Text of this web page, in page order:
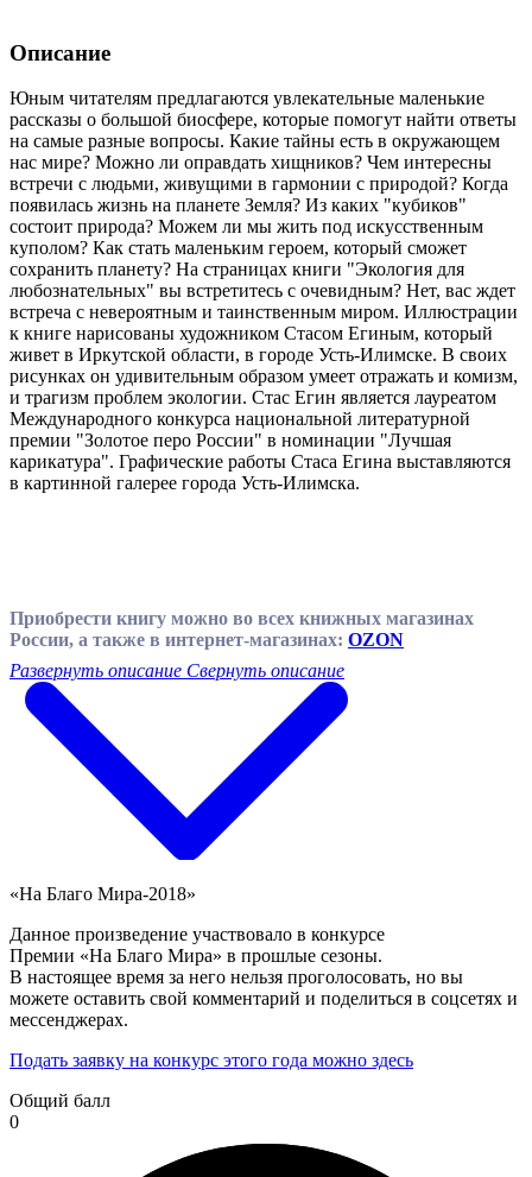
Описание
Юным читателям предлагаются увлекательные маленькие
рассказы о большой биосфере, которые помогут найти ответы
на самые разные вопросы. Какие тайны есть в окружающем
нас мире? Можно ли оправдать хищников? Чем интересны
встречи с людьми, живущими в гармонии с природой? Когда
появилась жизнь на планете Земля? Из каких "кубиков"
состоит природа? Можем ли мы жить под искусственным
куполом? Как стать маленьким героем, который сможет
сохранить планету? На страницах книги "Экология для
любознательных" вы встретитесь с очевидным? Нет, вас ждет
встреча с невероятным и таинственным миром. Иллюстрации
к книге нарисованы художником Стасом Егиным, который
живет в Иркутской области, в городе Усть-Илимске. В своих
рисунках он удивительным образом умеет отражать и комизм,
и трагизм проблем экологии. Стас Егин является лауреатом
Международного конкурса национальной литературной
премии "Золотое перо России" в номинации "Лучшая
карикатура". Графические работы Стаса Егина выставляются
в картинной галерее города Усть-Илимска.
Приобрести книгу можно во всех книжных магазинах
России, а также в интернет-магазинах: OZON
Развернуть описание Свернуть описание
«На Благо Мира-2018»
Данное произведение участвовало в конкурсе
Премии «На Благо Мира» в прошлые сезоны.
В настоящее время за него нельзя проголосовать, но вы
можете оставить свой комментарий и поделиться в соцсетях и
мессенджерах.
Подать заявку на конкурс этого года можно здесь
Общий балл
0